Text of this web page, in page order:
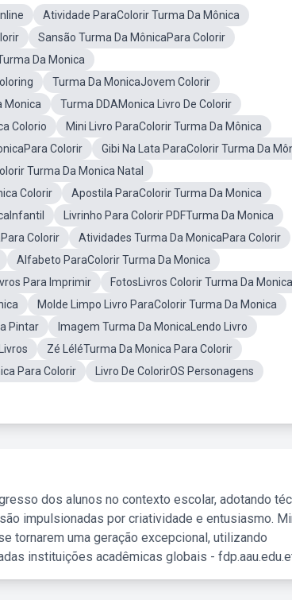
Atividade ParaColorir Turma Da Mônica
Sansão Turma Da MônicaPara Colorir
Da Monica
Turma Da MonicaJovem Colorir
Monica
Turma DDAMonica Livro De Colorir
Colorio
Mini Livro ParaColorir Turma Da Mônica
Colorir
Gibi Na Lata ParaColorir Turma Da
Turma Da Monica Natal
Colorir
Apostila ParaColorir Turma Da Monica
Livrinho Para Colorir PDFTurma Da Monica
Colorir
Atividades Turma Da MonicaPara Colorir
Alfabeto ParaColorir Turma Da Monica
Para Imprimir
FotosLivros Colorir Turma Da Monica
Molde Limpo Livro ParaColorir Turma Da Monica
Pintar
Imagem Turma Da MonicaLendo Livro
Zé LéléTurma Da Monica Para Colorir
Para Colorir
Livro De ColorirOS Personagens
dos alunos no contexto escolar, adotando
impulsionadas por criatividade e entusiasmo.
tornarem uma geração excepcional, utilizando
instituições acadêmicas globais -